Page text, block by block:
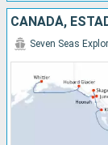
CANADÁ,
Seven Seas